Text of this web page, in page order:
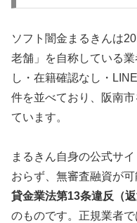
ソフト闇金まるきんは
老舗」を自称している
し・在籍確認なし・
件を並べており、阪南
ています。
まるきん自身の公式サ
おらず、無審査融資が
貸金業法第13条違反（
のものです。正規業者